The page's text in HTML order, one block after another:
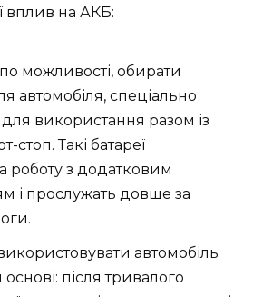
вплив на АКБ:
можливості, обирати
автомобіля, спеціально
використання разом із
стоп. Такі батареї
роботу з додатковим
і прослужать довше за
автомобіль
після тривалого